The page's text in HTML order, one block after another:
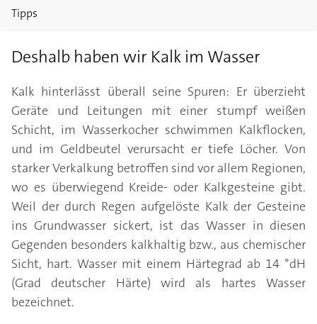
Tipps
Deshalb haben wir Kalk im Wasser
Kalk hinterlässt überall seine Spuren: Er überzieht
Geräte und Leitungen mit einer stumpf weißen
Schicht, im Wasserkocher schwimmen Kalkflocken,
und im Geldbeutel verursacht er tiefe Löcher. Von
starker Verkalkung betroffen sind vor allem Regionen,
wo es überwiegend Kreide- oder Kalkgesteine gibt.
Weil der durch Regen aufgelöste Kalk der Gesteine
ins Grundwasser sickert, ist das Wasser in diesen
Gegenden besonders kalkhaltig bzw., aus chemischer
Sicht, hart. Wasser mit einem Härtegrad ab 14 °dH
(Grad deutscher Härte) wird als hartes Wasser
bezeichnet.